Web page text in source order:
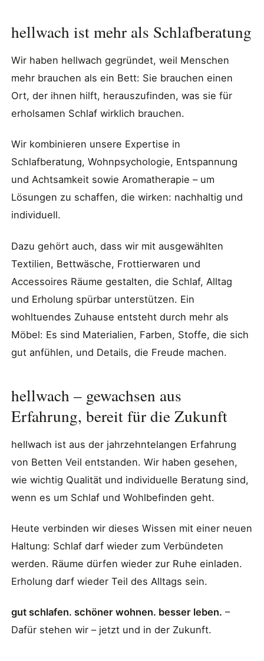
hellwach ist mehr als Schlafberatung
Wir haben hellwach gegründet, weil Menschen
mehr brauchen als ein Bett: Sie brauchen einen
Ort, der ihnen hilft, herauszufinden, was sie für
erholsamen Schlaf wirklich brauchen.
Wir kombinieren unsere Expertise in
Schlafberatung, Wohnpsychologie, Entspannung
und Achtsamkeit sowie Aromatherapie – um
Lösungen zu schaffen, die wirken: nachhaltig und
individuell.
Dazu gehört auch, dass wir mit ausgewählten
Textilien, Bettwäsche, Frottierwaren und
Accessoires Räume gestalten, die Schlaf, Alltag
und Erholung spürbar unterstützen. Ein
wohltuendes Zuhause entsteht durch mehr als
Möbel: Es sind Materialien, Farben, Stoffe, die sich
gut anfühlen, und Details, die Freude machen.
hellwach – gewachsen aus
Erfahrung, bereit für die Zukunft
hellwach ist aus der jahrzehntelangen Erfahrung
von Betten Veil entstanden. Wir haben gesehen,
wie wichtig Qualität und individuelle Beratung sind,
wenn es um Schlaf und Wohlbefinden geht.
Heute verbinden wir dieses Wissen mit einer neuen
Haltung: Schlaf darf wieder zum Verbündeten
werden. Räume dürfen wieder zur Ruhe einladen.
Erholung darf wieder Teil des Alltags sein.
gut schlafen. schöner wohnen. besser leben. –
Dafür stehen wir – jetzt und in der Zukunft.